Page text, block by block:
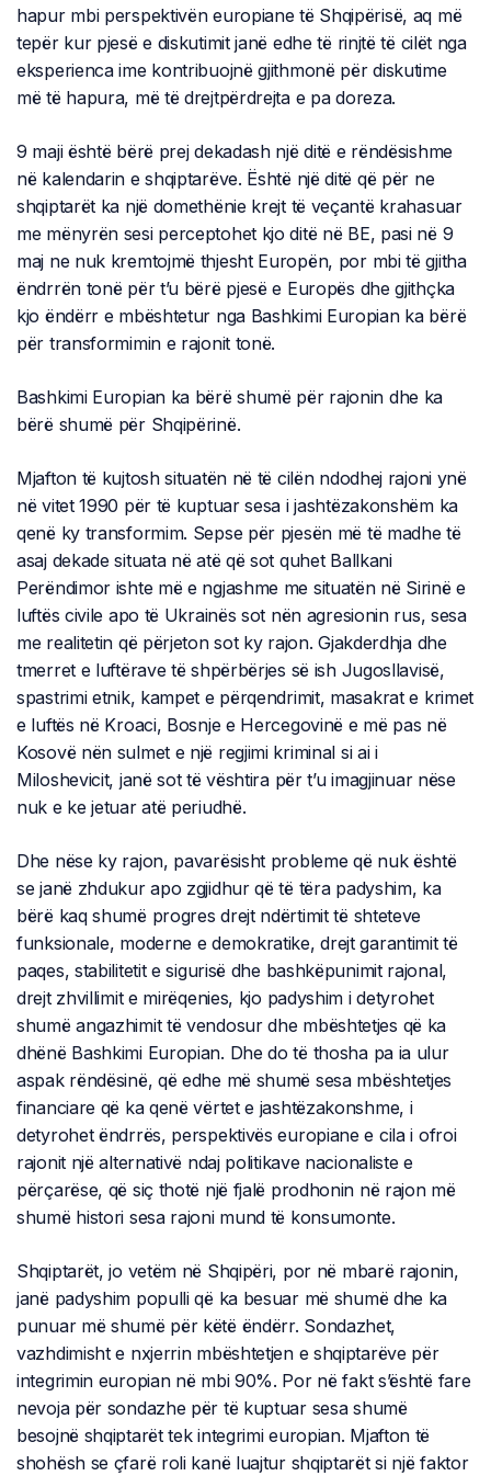
hapur mbi perspektivën europiane të Shqipërisë, aq më
tepër kur pjesë e diskutimit janë edhe të rinjtë të cilët nga
eksperienca ime kontribuojnë gjithmonë për diskutime
më të hapura, më të drejtpërdrejta e pa doreza.
9 maji është bërë prej dekadash një ditë e rëndësishme
në kalendarin e shqiptarëve. Është një ditë që për ne
shqiptarët ka një domethënie krejt të veçantë krahasuar
me mënyrën sesi perceptohet kjo ditë në BE, pasi në 9
maj ne nuk kremtojmë thjesht Europën, por mbi të gjitha
ëndrrën tonë për t’u bërë pjesë e Europës dhe gjithçka
kjo ëndërr e mbështetur nga Bashkimi Europian ka bërë
për transformimin e rajonit tonë.
Bashkimi Europian ka bërë shumë për rajonin dhe ka
bërë shumë për Shqipërinë.
Mjafton të kujtosh situatën në të cilën ndodhej rajoni ynë
në vitet 1990 për të kuptuar sesa i jashtëzakonshëm ka
qenë ky transformim. Sepse për pjesën më të madhe të
asaj dekade situata në atë që sot quhet Ballkani
Perëndimor ishte më e ngjashme me situatën në Sirinë e
luftës civile apo të Ukrainës sot nën agresionin rus, sesa
me realitetin që përjeton sot ky rajon. Gjakderdhja dhe
tmerret e luftërave të shpërbërjes së ish Jugosllavisë,
spastrimi etnik, kampet e përqendrimit, masakrat e krimet
e luftës në Kroaci, Bosnje e Hercegovinë e më pas në
Kosovë nën sulmet e një regjimi kriminal si ai i
Miloshevicit, janë sot të vështira për t’u imagjinuar nëse
nuk e ke jetuar atë periudhë.
Dhe nëse ky rajon, pavarësisht probleme që nuk është
se janë zhdukur apo zgjidhur që të tëra padyshim, ka
bërë kaq shumë progres drejt ndërtimit të shteteve
funksionale, moderne e demokratike, drejt garantimit të
paqes, stabilitetit e sigurisë dhe bashkëpunimit rajonal,
drejt zhvillimit e mirëqenies, kjo padyshim i detyrohet
shumë angazhimit të vendosur dhe mbështetjes që ka
dhënë Bashkimi Europian. Dhe do të thosha pa ia ulur
aspak rëndësinë, që edhe më shumë sesa mbështetjes
financiare që ka qenë vërtet e jashtëzakonshme, i
detyrohet ëndrrës, perspektivës europiane e cila i ofroi
rajonit një alternativë ndaj politikave nacionaliste e
përçarëse, që siç thotë një fjalë prodhonin në rajon më
shumë histori sesa rajoni mund të konsumonte.
Shqiptarët, jo vetëm në Shqipëri, por në mbarë rajonin,
janë padyshim populli që ka besuar më shumë dhe ka
punuar më shumë për këtë ëndërr. Sondazhet,
vazhdimisht e nxjerrin mbështetjen e shqiptarëve për
integrimin europian në mbi 90%. Por në fakt s’është fare
nevoja për sondazhe për të kuptuar sesa shumë
besojnë shqiptarët tek integrimi europian. Mjafton të
shohësh se çfarë roli kanë luajtur shqiptarët si një faktor